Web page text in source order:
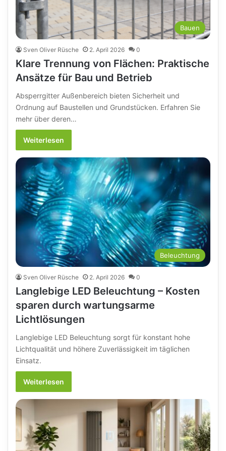
Bauen
Sven Oliver Rüsche 2. April 2026 0
Klare Trennung von Flächen: Praktische
Ansätze für Bau und Betrieb
Absperrgitter Außenbereich bieten Sicherheit und
Ordnung auf Baustellen und Grundstücken. Erfahren Sie
mehr über deren…
Weiterlesen
Beleuchtung
Sven Oliver Rüsche 2. April 2026 0
Langlebige LED Beleuchtung – Kosten
sparen durch wartungsarme
Lichtlösungen
Langlebige LED Beleuchtung sorgt für konstant hohe
Lichtqualität und höhere Zuverlässigkeit im täglichen
Einsatz.
Weiterlesen